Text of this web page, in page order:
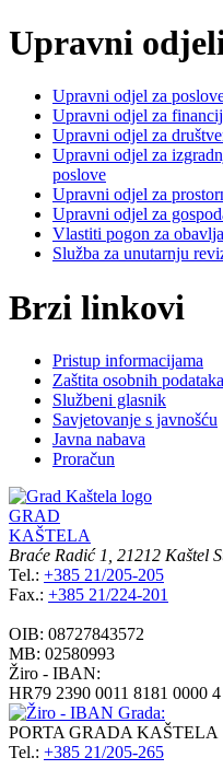
Upravni
Upravni odjel za
Upravni odjel za
Upravni odjel za
Upravni odjel za
poslove
Upravni odjel za
Upravni odjel za
Vlastiti pogon za
Služba za unutarnju
Brzi linkovi
Pristup informacijama
Zaštita osobnih podataka
Službeni glasnik
Savjetovanje s javnošću
Javna nabava
Proračun
GRAD
KAŠTELA
Braće Radić 1, 21212 Kaštel
Tel.: +385 21/205-205
Fax.: +385 21/224-201
OIB: 08727843572
MB: 02580993
Žiro - IBAN:
HR79 2390 0011 8181 0000 4
PORTA GRADA KAŠTELA
Tel.: +385 21/205-265